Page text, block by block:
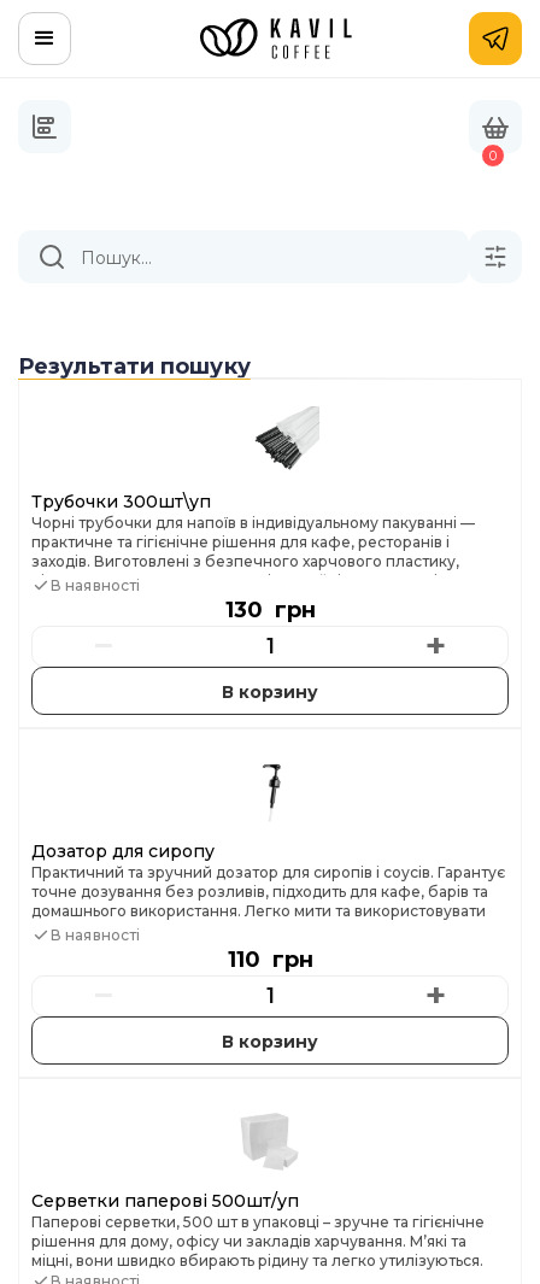
0
Результати пошуку
Трубочки 300шт\уп
Чорні трубочки для напоїв в індивідуальному пакуванні —
практичне та гігієнічне рішення для кафе, ресторанів і
заходів. Виготовлені з безпечного харчового пластику,
підходять для холодних напоїв і коктейлів. В упаковці 300
В наявності
130 грн
+
Дозатор для сиропу
Практичний та зручний дозатор для сиропів і соусів. Гарантує
точне дозування без розливів, підходить для кафе, барів та
домашнього використання. Легко мити та використовувати
щодня.
В наявності
110 грн
+
Серветки паперові 500шт/уп
Паперові серветки, 500 шт в упаковці – зручне та гігієнічне
рішення для дому, офісу чи закладів харчування. М’які та
міцні, вони швидко вбирають рідину та легко утилізуються.
В наявності